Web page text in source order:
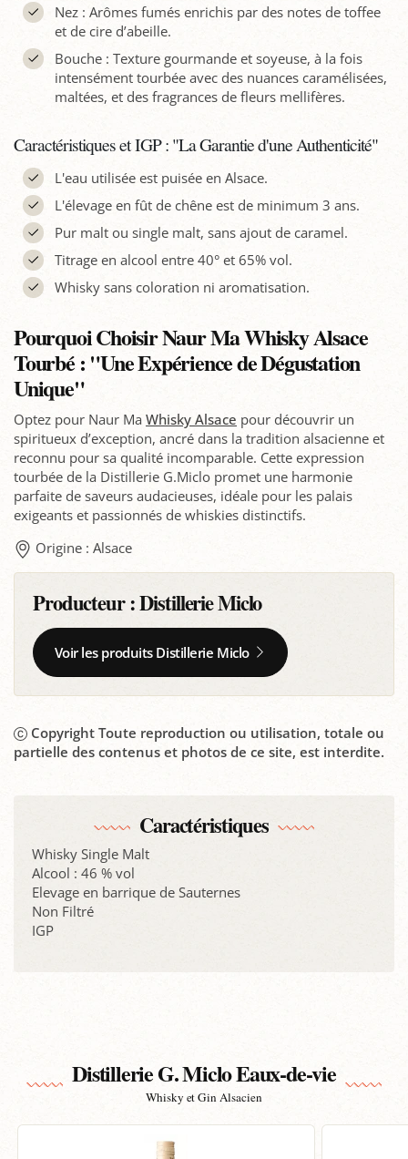
Nez : Arômes fumés enrichis par des notes de toffee
et de cire d’abeille.
Bouche : Texture gourmande et soyeuse, à la fois
intensément tourbée avec des nuances caramélisées,
maltées, et des fragrances de fleurs mellifères.
Caractéristiques et IGP : "La Garantie d'une Authenticité"
L'eau utilisée est puisée en Alsace.
L'élevage en fût de chêne est de minimum 3 ans.
Pur malt ou single malt, sans ajout de caramel.
Titrage en alcool entre 40° et 65% vol.
Whisky sans coloration ni aromatisation.
Pourquoi Choisir Naur Ma Whisky Alsace
Tourbé : "Une Expérience de Dégustation
Unique"
Optez pour Naur Ma Whisky Alsace pour découvrir un
spiritueux d’exception, ancré dans la tradition alsacienne et
reconnu pour sa qualité incomparable. Cette expression
tourbée de la Distillerie G.Miclo promet une harmonie
parfaite de saveurs audacieuses, idéale pour les palais
exigeants et passionnés de whiskies distinctifs.
Origine : Alsace
Producteur :Distillerie Miclo
Voir les produits Distillerie Miclo
Copyright Toute reproduction ou utilisation, totale ou
partielle des contenus et photos de ce site, est interdite.
Caractéristiques
Whisky Single Malt
Alcool : 46 % vol
Elevage en barrique de Sauternes
Non Filtré
IGP
Distillerie G. Miclo Eaux-de-vie
Whisky et Gin Alsacien